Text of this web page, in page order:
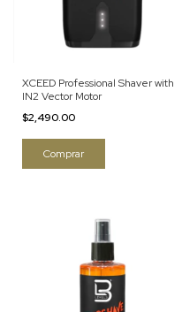
XCEED Professional Shaver with
IN2 Vector Motor
$2,490.00